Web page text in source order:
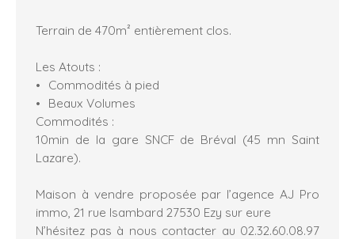
Terrain de 470m² entièrement clos.
Les Atouts :
Commodités à pied
Beaux Volumes
Commodités :
10min de la gare SNCF de Bréval (45 mn Saint
Lazare).
Maison à vendre proposée par l’agence AJ Pro
immo, 21 rue Isambard 27530 Ezy sur eure
N’hésitez pas à nous contacter au 02.32.60.08.97